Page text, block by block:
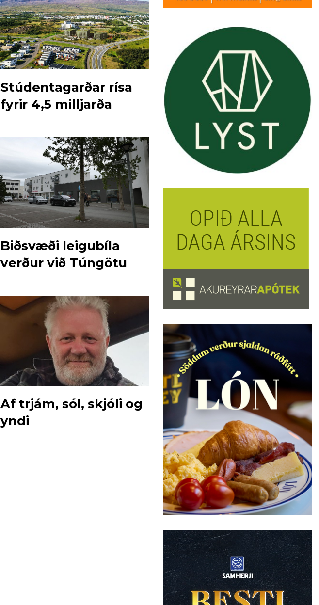
Stúdentagarðar rísa
fyrir 4,5 milljarða
Biðsvæði leigubíla
verður við Túngötu
Af trjám, sól, skjóli og
yndi